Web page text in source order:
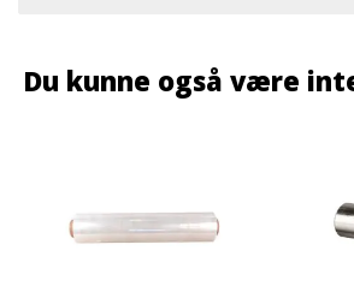
4
Du kunne også være